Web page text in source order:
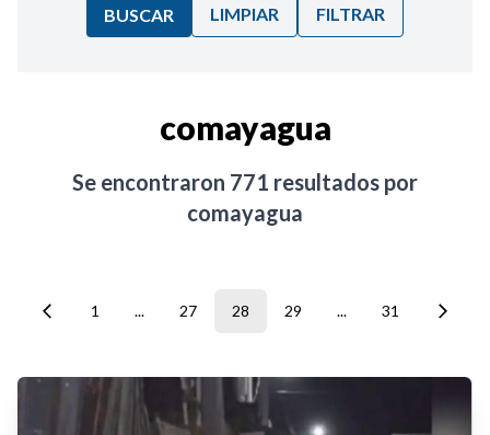
BUSCAR LIMPIAR FILTRAR
comayagua
Se encontraron 771 resultados por
comayagua
1 ... 27 28 29 ... 31